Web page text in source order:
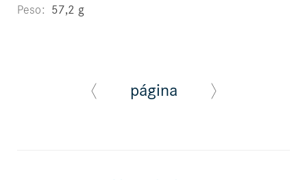
Peso 57,2 g
página